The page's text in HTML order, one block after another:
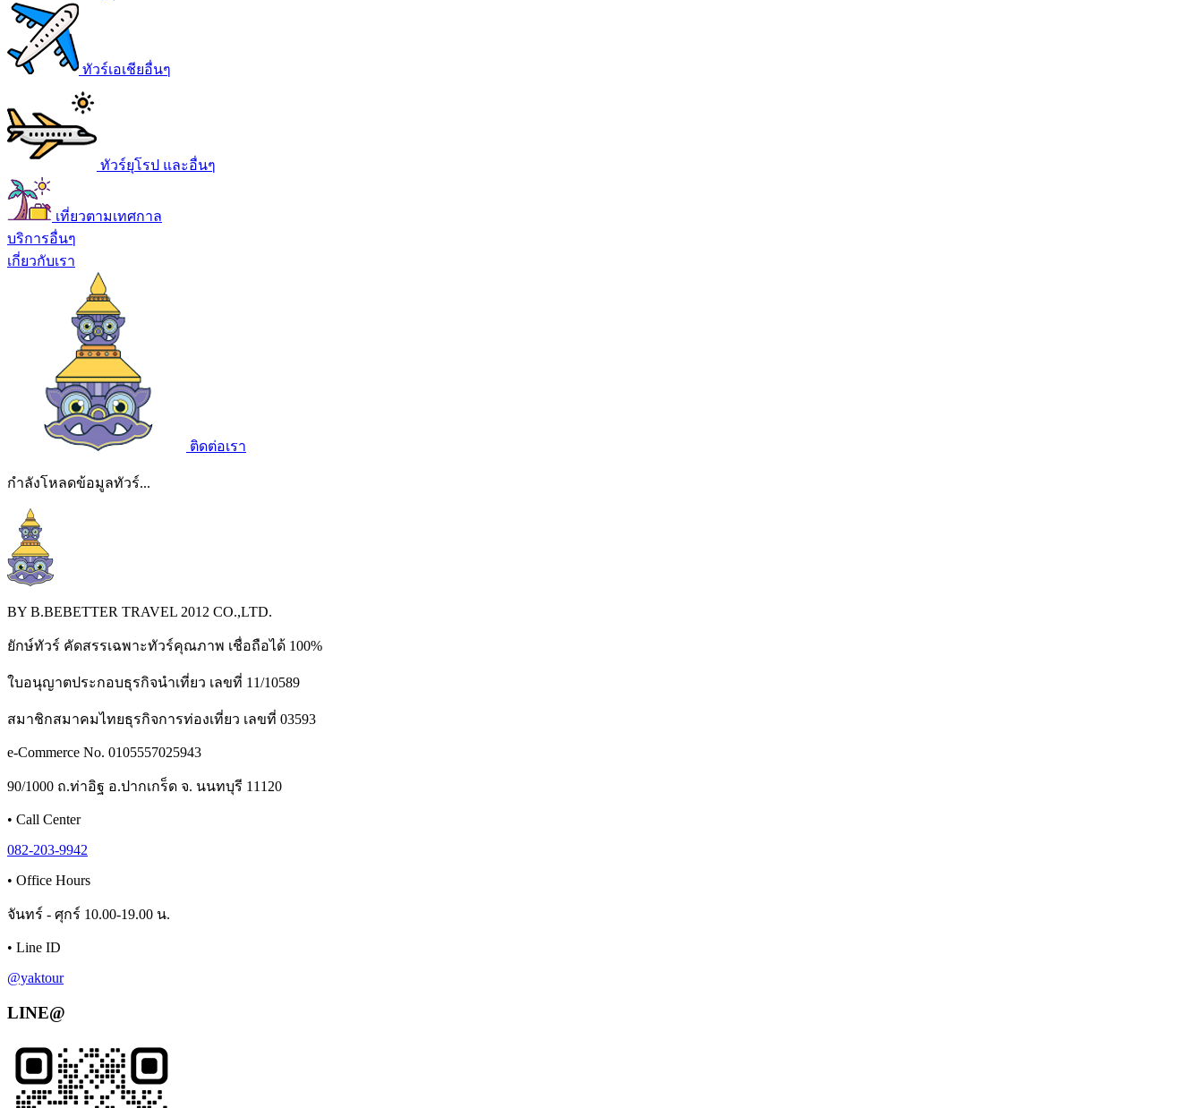
ทัวร์เอเชียอื่นๆ
ทัวร์ยุโรป และอื่นๆ
เที่ยวตามเทศกาล
บริการอื่นๆ
เกี่ยวกับเรา
ติดต่อเรา
กำลังโหลดข้อมูลทัวร์...
BY B.BEBETTER TRAVEL 2012 CO.,LTD.
ยักษ์ทัวร์ คัดสรรเฉพาะทัวร์คุณภาพ เชื่อถือได้ 100%
ใบอนุญาตประกอบธุรกิจนำเที่ยว เลขที่ 11/10589
สมาชิกสมาคมไทยธุรกิจการท่องเที่ยว เลขที่ 03593
e-Commerce No. 0105557025943
90/1000 ถ.ท่าอิฐ อ.ปากเกร็ด จ. นนทบุรี 11120
• Call Center
082-203-9942
• Office Hours
จันทร์ - ศุกร์ 10.00-19.00 น.
• Line ID
@yaktour
LINE@